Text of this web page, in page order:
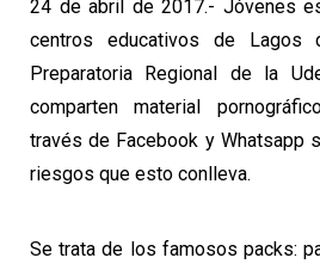
24 de abril de 2017.- Jóvenes
centros educativos de Lagos
Preparatoria Regional de la
comparten material
través de Facebook y Whatsapp
riesgos que esto conlleva.
Se trata de los famosos packs: